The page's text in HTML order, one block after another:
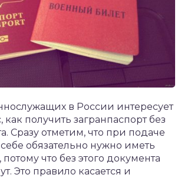
в России интересует
как получить загранпаспорт без
Сразу отметим, что при подаче
обязательно нужно иметь
что без этого документа
Это правило касается и